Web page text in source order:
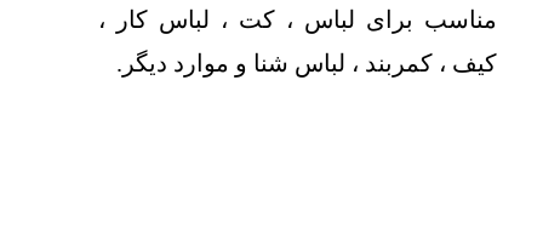
مناسب برای لباس ، کت ، لباس کار ،
کیف ، کمربند ، لباس شنا و موارد دیگر.